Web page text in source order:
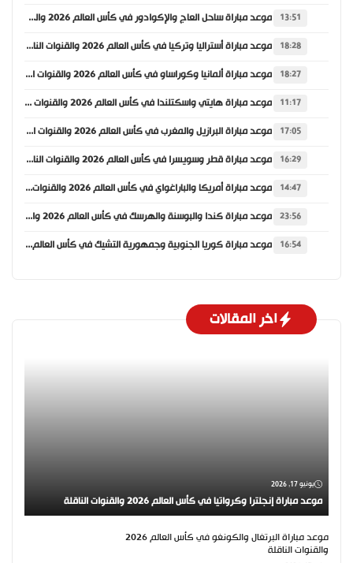
13:51 موعد مباراة ساحل العاج والإكوادور في كأس العالم 2026 والقنوات الناقلة
18:28 موعد مباراة أستراليا وتركيا في كأس العالم 2026 والقنوات الناقلة
18:27 موعد مباراة ألمانيا وكوراساو في كأس العالم 2026 والقنوات الناقلة
11:17 موعد مباراة هايتي واسكتلندا في كأس العالم 2026 والقنوات الناقلة
17:05 موعد مباراة البرازيل والمغرب في كأس العالم 2026 والقنوات الناقلة
16:29 موعد مباراة قطر وسويسرا في كأس العالم 2026 والقنوات الناقلة
14:47 موعد مباراة أمريكا والباراغواي في كأس العالم 2026 والقنوات الناقلة
23:56 موعد مباراة كندا والبوسنة والهرسك في كأس العالم 2026 والقنوات الناقلة
16:54 موعد مباراة كوريا الجنوبية وجمهورية التشيك في كأس العالم 2026 والقنوات الناقلة
اخر المقالات
يونيو 17, 2026
موعد مباراة إنجلترا وكرواتيا في كأس العالم 2026 والقنوات الناقلة
موعد مباراة البرتغال والكونغو في كأس العالم 2026
والقنوات الناقلة